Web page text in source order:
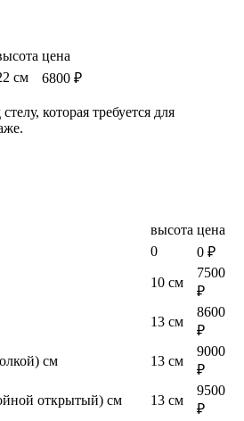
цена
см 6800 ₽
которая требуется для
высота цена
0
0 ₽
10 см
7500
₽
13 см
8600
₽
см
13 см
9000
₽
открытый) см
13 см
9500
₽